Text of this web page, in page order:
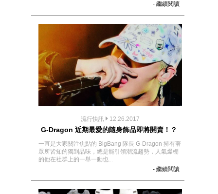
- 繼續閱讀
流行快訊 12.26.2017
G-Dragon 近期最愛的隨身飾品即將開賣！？
一直是大家關注焦點的 BigBang 隊長 G-Dragon 擁有著
眾所皆知的獨到品味，總是能引領潮流趨勢，人氣爆棚
的他在社群上的一舉一動也...
- 繼續閱讀